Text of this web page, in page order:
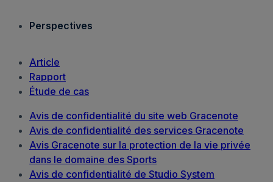
Perspectives
Article
Rapport
Étude de cas
Avis de confidentialité du site web Gracenote
Avis de confidentialité des services Gracenote
Avis Gracenote sur la protection de la vie privée
dans le domaine des Sports
Avis de confidentialité de Studio System